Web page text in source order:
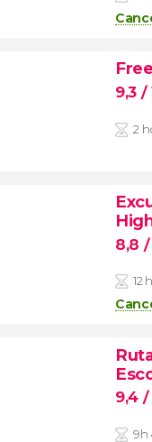
9,3 /
2
8,8 /
12
9,4 /
9h